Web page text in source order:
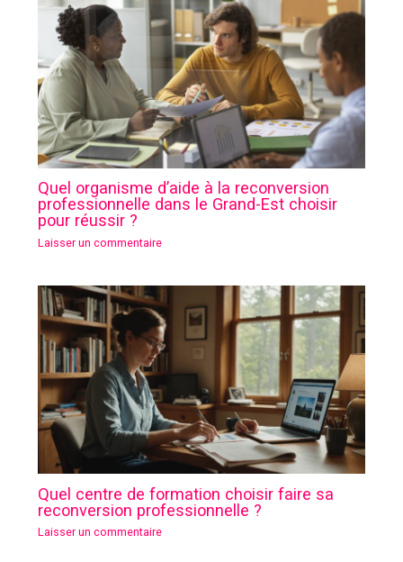
Quel organisme d’aide à la reconversion
professionnelle dans le Grand-Est choisir
pour réussir ?
Laisser un commentaire
Quel centre de formation choisir faire sa
reconversion professionnelle ?
Laisser un commentaire